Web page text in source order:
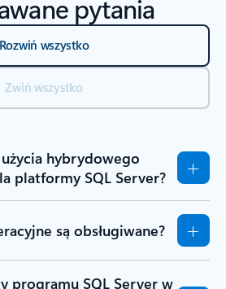
pytania
Rozwiń wszystko
Zwiń wszystko
hybrydowego
platformy SQL Server?
są obsługiwane?
programu SQL Server w